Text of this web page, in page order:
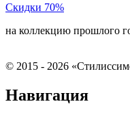
Скидки 70%
на коллекцию прошлого
© 2015 - 2026
Навигация